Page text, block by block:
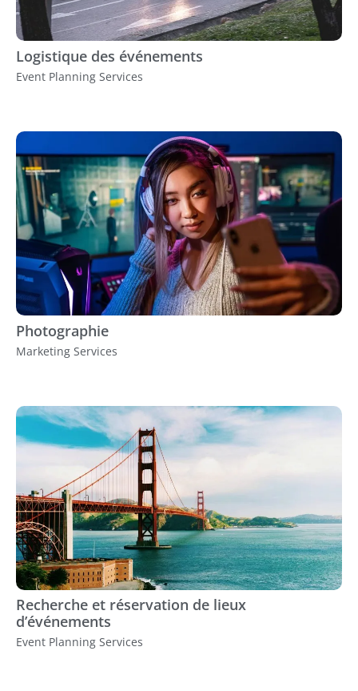
Logistique des événements
Event Planning Services
Photographie
Marketing Services
Recherche et réservation de lieux
d’événements
Event Planning Services